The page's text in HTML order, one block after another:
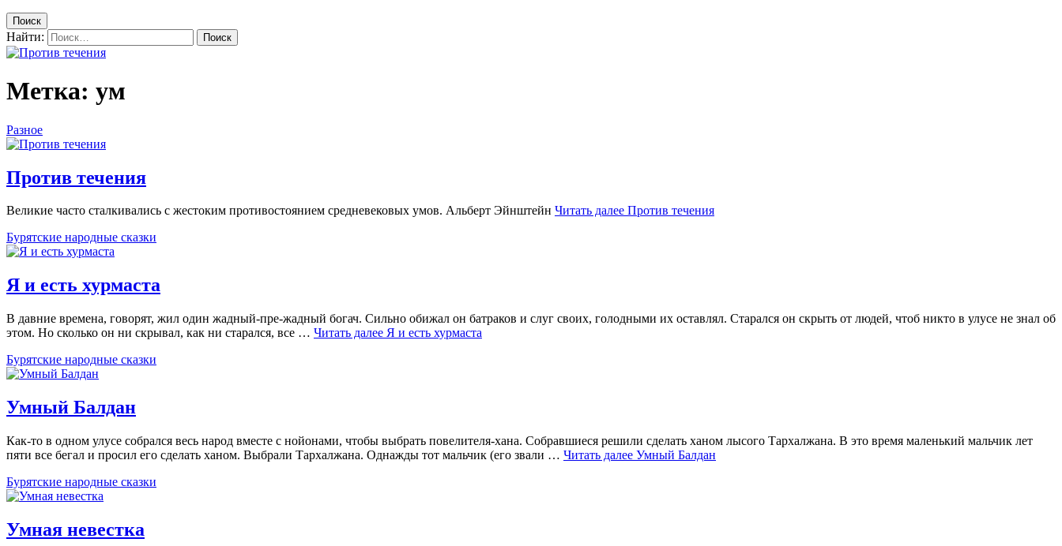
Поиск
Найти:
Метка: ум
Разное
Против течения
Великие часто сталкивались с жестоким противостоянием средневековых умов. Альберт Эйнштейн Читать далее Против течения
Бурятские народные сказки
Я и есть хурмаста
В давние времена, говорят, жил один жадный-пре-жадный богач. Сильно обижал он батраков и слуг своих, голодными их оставлял. Старался он скрыть от людей, чтоб никто в улусе не знал об
этом. Но сколько он ни скрывал, как ни старался, все … Читать далее Я и есть хурмаста
Бурятские народные сказки
Умный Балдан
Как-то в одном улусе собрался весь народ вместе с нойонами, чтобы выбрать повелителя-хана. Собравшиеся решили сделать ханом лысого Тархалжана. В это время маленький мальчик лет
пяти все бегал и просил его сделать ханом. Выбрали Тархалжана. Однажды тот мальчик (его звали … Читать далее Умный Балдан
Бурятские народные сказки
Умная невестка